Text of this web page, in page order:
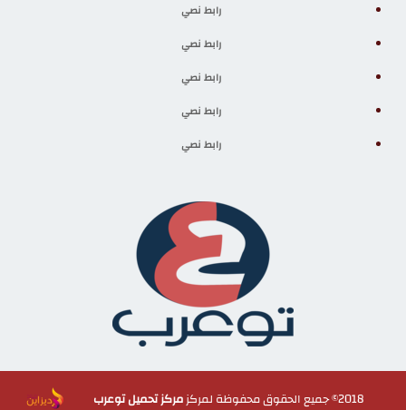
رابط نصي
رابط نصي
رابط نصي
رابط نصي
رابط نصي
2018© جميع الحقوق محفوظة لمركز مركز تحميل توعرب